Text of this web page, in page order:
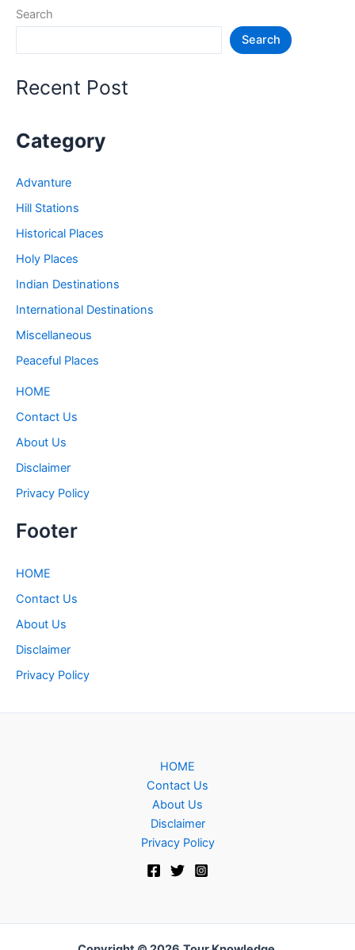
जगह
Places
Search
Search
Recent Post
Category
Advanture
Hill Stations
Historical Places
Holy Places
Indian Destinations
International Destinations
Miscellaneous
Peaceful Places
HOME
Contact Us
About Us
Disclaimer
Privacy Policy
Footer
HOME
Contact Us
About Us
Disclaimer
Privacy Policy
HOME
Contact Us
About Us
Disclaimer
Privacy Policy